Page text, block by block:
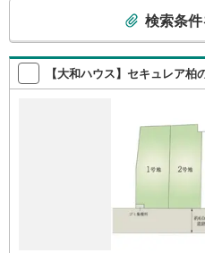
軽にお問合せ下さいませ
検
索
条
検索条